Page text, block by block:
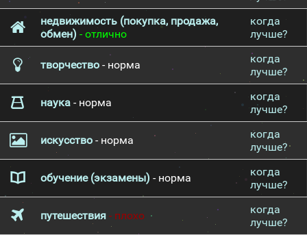
недвижимость (покупка, продажа,
обмен) - отлично
когда
лучше?
творчество - норма
когда
лучше?
наука - норма
когда
лучше?
искусство - норма
когда
лучше?
обучение (экзамены) - норма
когда
лучше?
путешествия - плохо
когда
лучше?